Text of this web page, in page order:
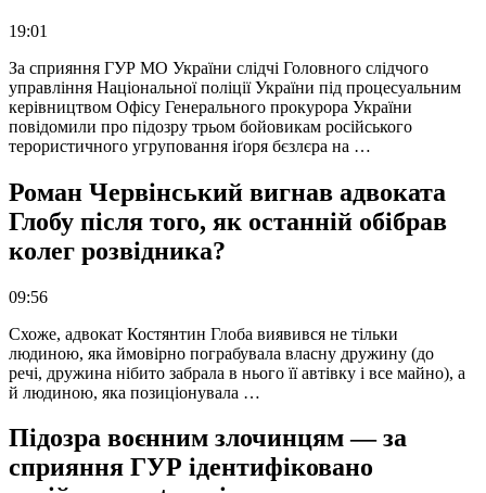
19:01
За сприяння ГУР МО України слідчі Головного слідчого
управління Національної поліції України під процесуальним
керівництвом Офісу Генерального прокурора України
повідомили про підозру трьом бойовикам російського
терористичного угруповання іґоря бєзлєра на …
Роман Червінський вигнав адвоката
Глобу після того, як останній обібрав
колег розвідника?
09:56
Схоже, адвокат Костянтин Глоба виявився не тільки
людиною, яка ймовірно пограбувала власну дружину (до
речі, дружина нібито забрала в нього її автівку і все майно), а
й людиною, яка позиціонувала …
Підозра воєнним злочинцям — за
сприяння ГУР ідентифіковано